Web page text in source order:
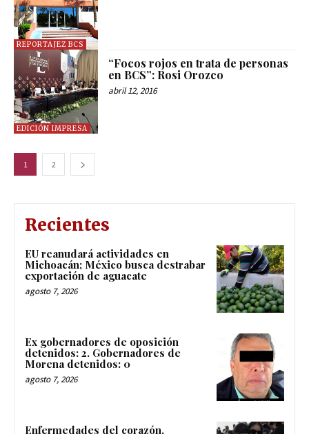
REPORTAJEZ BCS
EDICIÓN IMPRESA
“Focos rojos en trata de personas
en BCS”: Rosi Orozco
abril 12, 2016
1 2
Recientes
EU reanudará actividades en
Michoacán; México busca destrabar
exportación de aguacate
agosto 7, 2026
Ex gobernadores de oposición
detenidos: 2. Gobernadores de
Morena detenidos: 0
agosto 7, 2026
Enfermedades del corazón,